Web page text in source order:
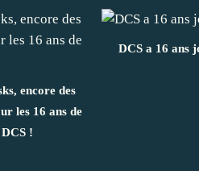
encore des
les 16 ans de
DCS !
DCS a 16 ans